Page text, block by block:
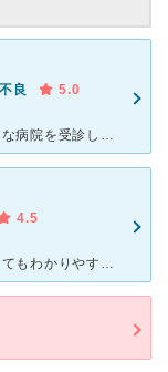
良
5.0
原因不明の体調不良が続き、症状によって色んな病院を受診しました。 しかし原因がわからず、総合病院では相手にしてもらえませんでした。そんな時訪れたのが近所でも評判のよかった谷川医院です。 症状をすべ
4.5
こちらの病院は道路沿いに看板が出ており、とてもわかりやすい場所にあります。 前日から高熱とだるさがありインフルエンザが流行っていた時期ということもありインフルエンザかなと思って受診しました。 家か